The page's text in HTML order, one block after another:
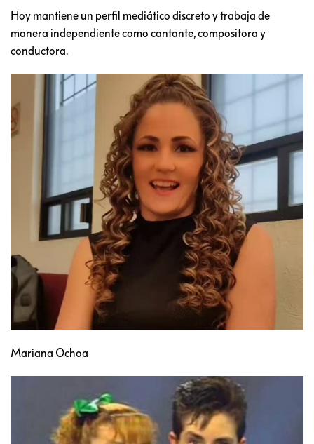
Hoy mantiene un perfil mediático discreto y trabaja de
manera independiente como cantante, compositora y
conductora.
Mariana Ochoa